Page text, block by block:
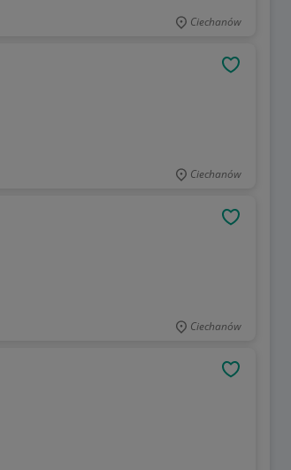
Ciechanów
Ciechanów
Ciechanów